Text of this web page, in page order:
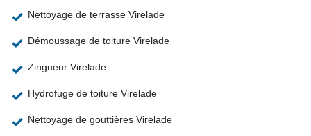
Nettoyage de terrasse Virelade
Démoussage de toiture Virelade
Zingueur Virelade
Hydrofuge de toiture Virelade
Nettoyage de gouttières Virelade